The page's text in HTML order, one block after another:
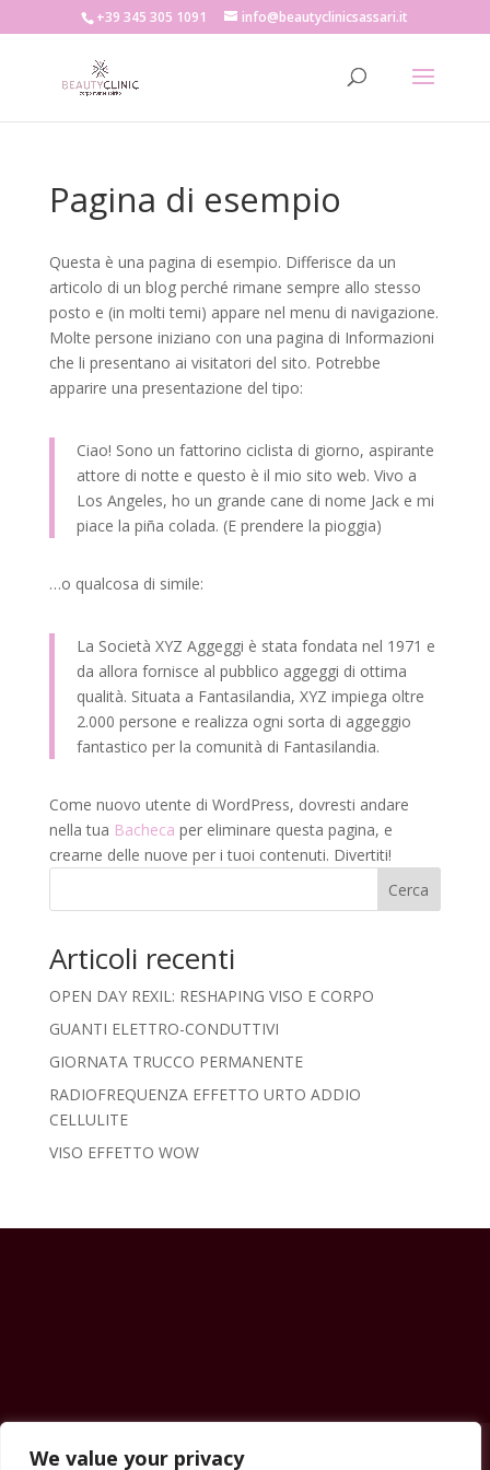
We value your privacy
+39 345 305 1091 info@beautyclinicsassari.it
Pagina di esempio
Questa è una pagina di esempio. Differisce da un
articolo di un blog perché rimane sempre allo stesso
posto e (in molti temi) appare nel menu di navigazione.
Molte persone iniziano con una pagina di Informazioni
che li presentano ai visitatori del sito. Potrebbe
apparire una presentazione del tipo:
Ciao! Sono un fattorino ciclista di giorno, aspirante
attore di notte e questo è il mio sito web. Vivo a
Los Angeles, ho un grande cane di nome Jack e mi
piace la piña colada. (E prendere la pioggia)
…o qualcosa di simile:
La Società XYZ Aggeggi è stata fondata nel 1971 e
da allora fornisce al pubblico aggeggi di ottima
qualità. Situata a Fantasilandia, XYZ impiega oltre
2.000 persone e realizza ogni sorta di aggeggio
fantastico per la comunità di Fantasilandia.
Come nuovo utente di WordPress, dovresti andare
nella tua Bacheca per eliminare questa pagina, e
crearne delle nuove per i tuoi contenuti. Divertiti!
Cerca
Articoli recenti
OPEN DAY REXIL: RESHAPING VISO E CORPO
GUANTI ELETTRO-CONDUTTIVI
GIORNATA TRUCCO PERMANENTE
RADIOFREQUENZA EFFETTO URTO ADDIO
CELLULITE
VISO EFFETTO WOW
Contatti News & Eventi